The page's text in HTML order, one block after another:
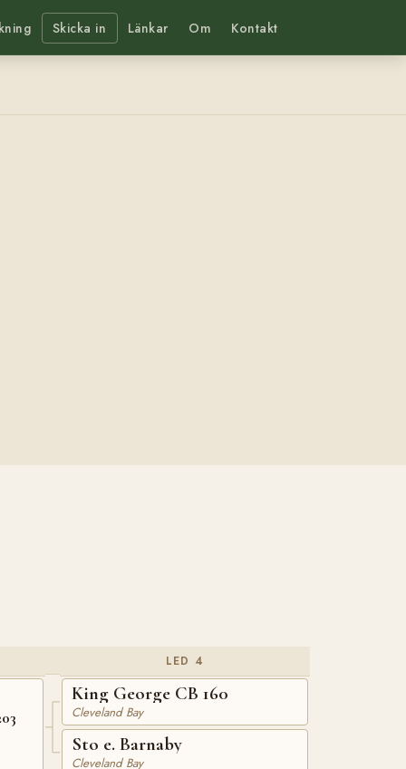
Skicka in Länkar Om Kontakt
LED 4
King George CB 160
Cleveland Bay
Sto e. Barnaby
Cleveland Bay